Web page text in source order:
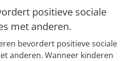
positieve sociale
met anderen.
bevordert positieve sociale
anderen. Wanneer kinderen